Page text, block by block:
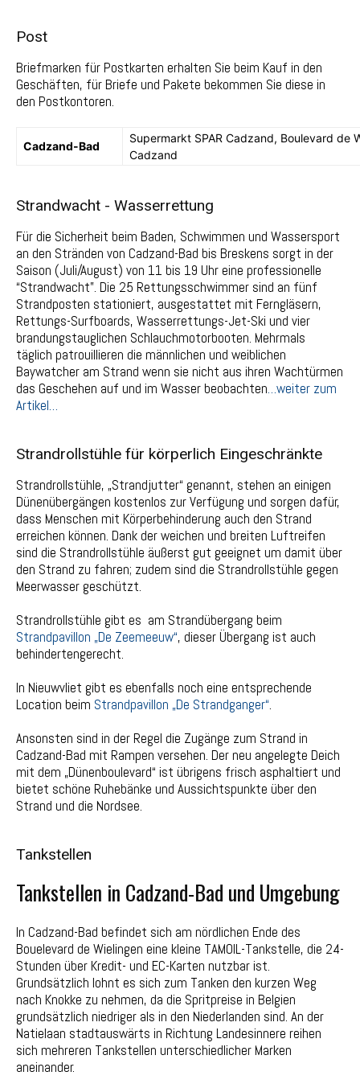
Post
Briefmarken für Postkarten erhalten Sie beim Kauf in den
Geschäften, für Briefe und Pakete bekommen Sie diese in
den Postkontoren.
Cadzand-Bad
Supermarkt SPAR Cadzand, Boulevard de
Cadzand
Strandwacht - Wasserrettung
Für die Sicherheit beim Baden, Schwimmen und Wassersport
an den Stränden von Cadzand-Bad bis Breskens sorgt in der
Saison (Juli/August) von 11 bis 19 Uhr eine professionelle
“Strandwacht”. Die 25 Rettungsschwimmer sind an fünf
Strandposten stationiert, ausgestattet mit Ferngläsern,
Rettungs-Surfboards, Wasserrettungs-Jet-Ski und vier
brandungstauglichen Schlauchmotorbooten. Mehrmals
täglich patrouillieren die männlichen und weiblichen
Baywatcher am Strand wenn sie nicht aus ihren Wachtürmen
das Geschehen auf und im Wasser beobachten…weiter zum
Artikel…
Strandrollstühle für körperlich Eingeschränkte
Strandrollstühle, „Strandjutter“ genannt, stehen an einigen
Dünenübergängen kostenlos zur Verfügung und sorgen dafür,
dass Menschen mit Körperbehinderung auch den Strand
erreichen können. Dank der weichen und breiten Luftreifen
sind die Strandrollstühle äußerst gut geeignet um damit über
den Strand zu fahren; zudem sind die Strandrollstühle gegen
Meerwasser geschützt.
Strandrollstühle gibt es am Strandübergang beim
Strandpavillon „De Zeemeeuw“, dieser Übergang ist auch
behindertengerecht.
In Nieuwvliet gibt es ebenfalls noch eine entsprechende
Location beim Strandpavillon „De Strandganger“.
Ansonsten sind in der Regel die Zugänge zum Strand in
Cadzand-Bad mit Rampen versehen. Der neu angelegte Deich
mit dem „Dünenboulevard“ ist übrigens frisch asphaltiert und
bietet schöne Ruhebänke und Aussichtspunkte über den
Strand und die Nordsee.
Tankstellen
Tankstellen in Cadzand-Bad und Umgebung
In Cadzand-Bad befindet sich am nördlichen Ende des
Bouelevard de Wielingen eine kleine TAMOIL-Tankstelle, die 24-
Stunden über Kredit- und EC-Karten nutzbar ist.
Grundsätzlich lohnt es sich zum Tanken den kurzen Weg
nach Knokke zu nehmen, da die Spritpreise in Belgien
grundsätzlich niedriger als in den Niederlanden sind. An der
Natielaan stadtauswärts in Richtung Landesinnere reihen
sich mehreren Tankstellen unterschiedlicher Marken
aneinander.